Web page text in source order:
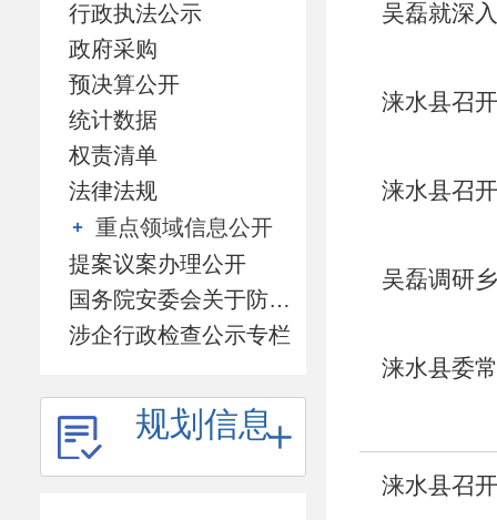
行政执法公示
政府采购
预决算公开
统计数据
权责清单
法律法规
重点领域信息公开
提案议案办理公开
国务院安委会关于防范遏制矿山领域重特大生产安全事故的硬措施专栏
涉企行政检查公示专栏
规划信息
吴磊就深
涞水县召
涞水县召
吴磊调研
涞水县委
涞水县召